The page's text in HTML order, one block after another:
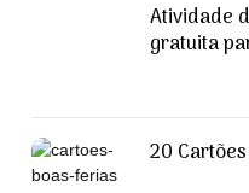
Atividade
gratuita
20